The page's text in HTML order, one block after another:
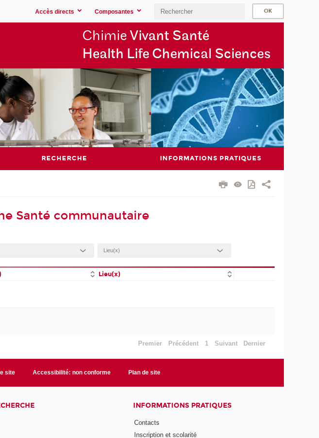
Accès directs Composantes
Chimie Vivant Santé
Health Life Chemical Sciences
RECHERCHE INFORMATIONS PRATIQUES
Santé communautaire
Lieu(x)
Premier Précédent 1 Suivant Dernier
site Accessibilité: non conforme Plan de site
INFORMATIONS PRATIQUES
Contacts
Inscription et scolarité